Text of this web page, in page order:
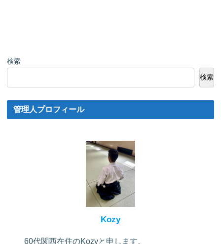
検索
検索
管理人プロフィール
Kozy
60代関西在住のKozyと申します。